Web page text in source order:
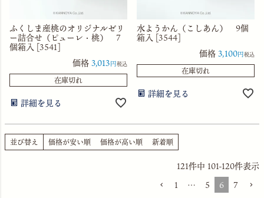
ふくしま産桃のオリジナルゼリ
ー詰合せ（ピューレ・桃） 7
個箱入 [3541]
価格3,013 税込
在庫切れ
詳細を見る
水ようかん（こしあん） 9個
箱入 [3544]
価格3,100 税込
在庫切れ
詳細を見る
並び替え 価格が安い順 価格が高い順 新着順
121件中 101-120件表示
1
… 5 6 7